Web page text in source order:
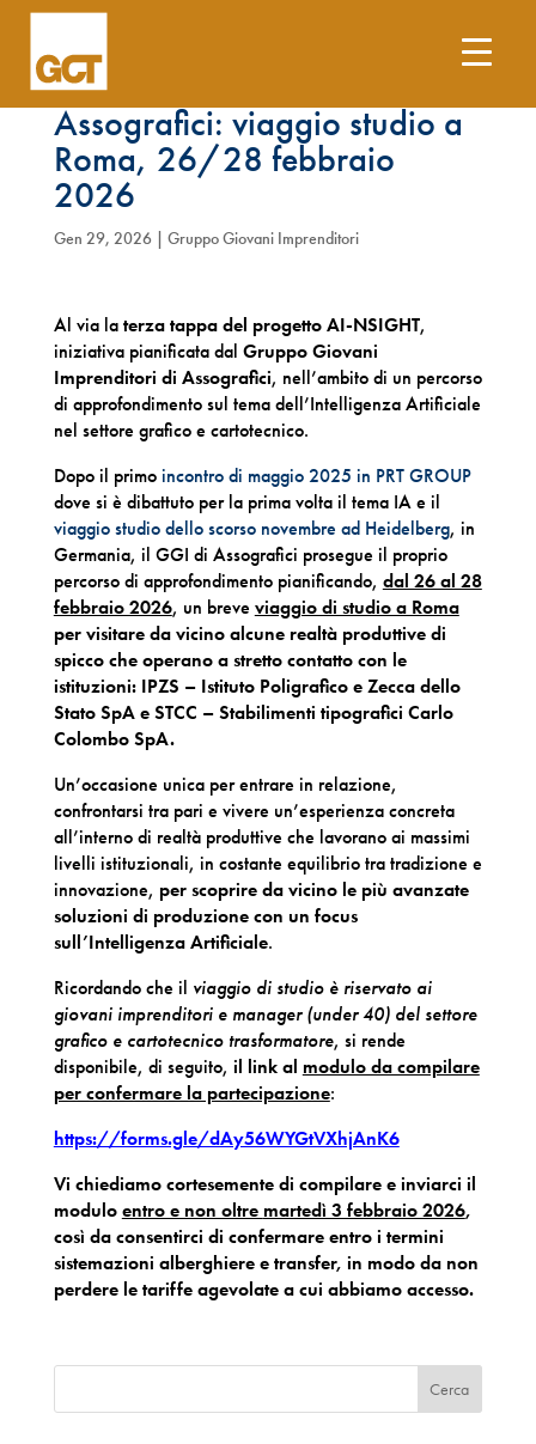
Gruppo Giovani Imprenditori
Assografici: viaggio studio a
Roma, 26/28 febbraio
2026
Gen 29, 2026| Gruppo Giovani Imprenditori
Al via laterza tappa del progetto AI-NSIGHT,
iniziativa pianificata dal Gruppo Giovani
Imprenditori di Assografici, nell’ambito di un percorso
di approfondimento sul tema dell’Intelligenza Artificiale
nel settore grafico e cartotecnico.
Dopo il primoincontro di maggio 2025 in PRT GROUP
dove si è dibattuto per la prima volta il tema IA e il
viaggio studio dello scorso novembre ad Heidelberg, in
Germania, il GGI di Assografici prosegue il proprio
percorso di approfondimento pianificando, dal 26 al 28
febbraio 2026, un breve viaggio di studio a Roma
per visitare da vicino alcune realtà produttive di
spicco che operano a stretto contatto con le
istituzioni: IPZS – Istituto Poligrafico e Zecca dello
Stato SpA e STCC – Stabilimenti tipografici Carlo
Colombo SpA.
Un’occasione unica per entrare in relazione,
confrontarsi tra pari e vivere un’esperienza concreta
all’interno di realtà produttive che lavorano ai massimi
livelli istituzionali, in costante equilibrio tra tradizione e
innovazione, per scoprire da vicino le più avanzate
soluzioni di produzione con un focus
sull’Intelligenza Artificiale.
Ricordando che il viaggio di studio è riservato ai
giovani imprenditori e manager (under 40) del settore
grafico e cartotecnico trasformatore, si rende
disponibile, di seguito, il link al modulo da compilare
per confermare la partecipazione:
https://forms.gle/dAy56WYGtVXhjAnK6
Vi chiediamo cortesemente di compilare e inviarci il
moduloentro e non oltre martedì 3 febbraio 2026,
così da consentirci di confermare entro i termini
sistemazioni alberghiere e transfer, in modo da non
perdere le tariffe agevolate a cui abbiamo accesso.